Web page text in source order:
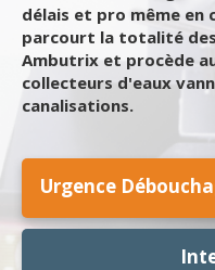
délais et pro même en
parcourt la totalité
Ambutrix et procède
collecteurs d'eaux
canalisations.
Urgence